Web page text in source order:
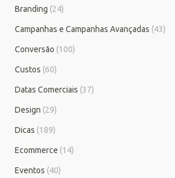
Branding (24)
Campanhas e Campanhas Avançadas (43)
Conversão (100)
Custos (60)
Datas Comerciais (37)
Design (29)
Dicas (189)
Ecommerce (14)
Eventos (40)